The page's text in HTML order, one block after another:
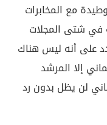
مع المخابرات
في شتى المجلات
على أنه ليس هناك
إلا المرشد
لن يظل بدون رد